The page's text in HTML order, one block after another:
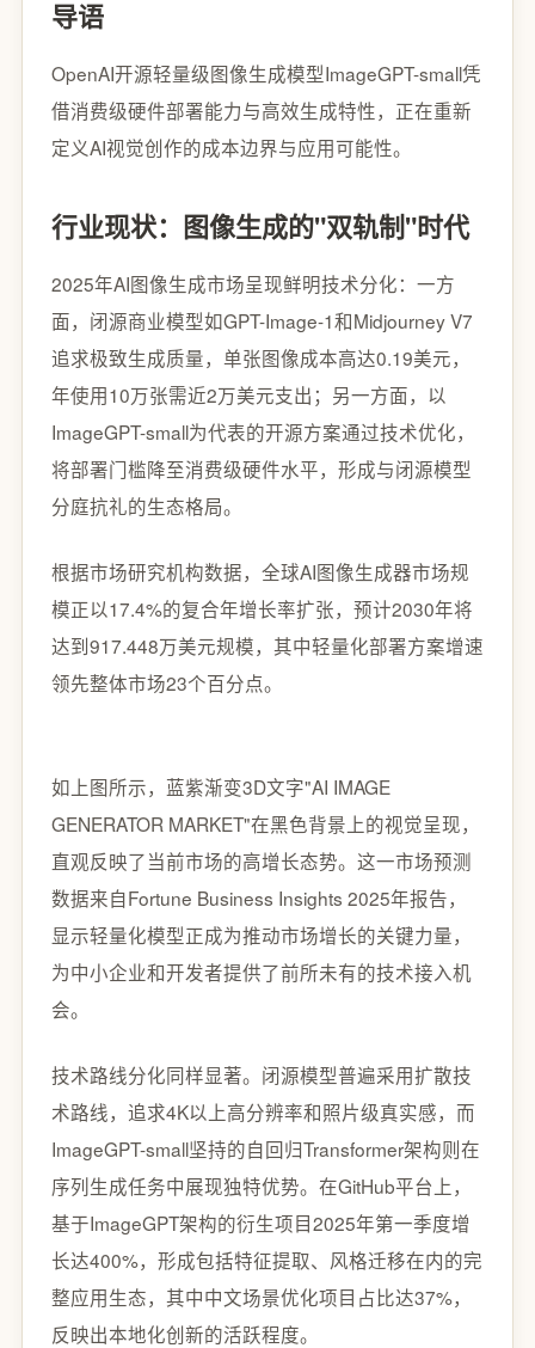
导语
OpenAI开源轻量级图像生成模型ImageGPT-small凭
借消费级硬件部署能力与高效生成特性，正在重新
定义AI视觉创作的成本边界与应用可能性。
行业现状：图像生成的"双轨制"时代
2025年AI图像生成市场呈现鲜明技术分化：一方
面，闭源商业模型如GPT-Image-1和Midjourney V7
追求极致生成质量，单张图像成本高达0.19美元，
年使用10万张需近2万美元支出；另一方面，以
ImageGPT-small为代表的开源方案通过技术优化，
将部署门槛降至消费级硬件水平，形成与闭源模型
分庭抗礼的生态格局。
根据市场研究机构数据，全球AI图像生成器市场规
模正以17.4%的复合年增长率扩张，预计2030年将
达到917.448万美元规模，其中轻量化部署方案增速
领先整体市场23个百分点。
如上图所示，蓝紫渐变3D文字"AI IMAGE
GENERATOR MARKET"在黑色背景上的视觉呈现，
直观反映了当前市场的高增长态势。这一市场预测
数据来自Fortune Business Insights 2025年报告，
显示轻量化模型正成为推动市场增长的关键力量，
为中小企业和开发者提供了前所未有的技术接入机
会。
技术路线分化同样显著。闭源模型普遍采用扩散技
术路线，追求4K以上高分辨率和照片级真实感，而
ImageGPT-small坚持的自回归Transformer架构则在
序列生成任务中展现独特优势。在GitHub平台上，
基于ImageGPT架构的衍生项目2025年第一季度增
长达400%，形成包括特征提取、风格迁移在内的完
整应用生态，其中中文场景优化项目占比达37%，
反映出本地化创新的活跃程度。